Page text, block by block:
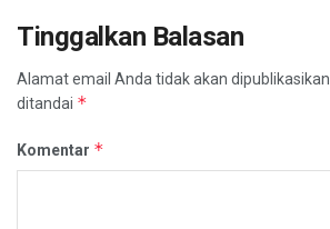
Tinggalkan Balasan
Alamat email Anda tidak akan dipublikasikan.
ditandai *
Komentar *